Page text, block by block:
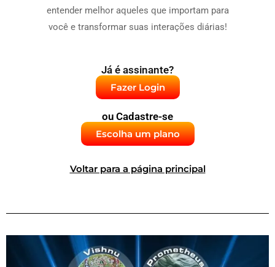
entender melhor aqueles que importam para
você e transformar suas interações diárias!
Já é assinante?
Fazer Login
ou Cadastre-se
Escolha um plano
Voltar para a página principal